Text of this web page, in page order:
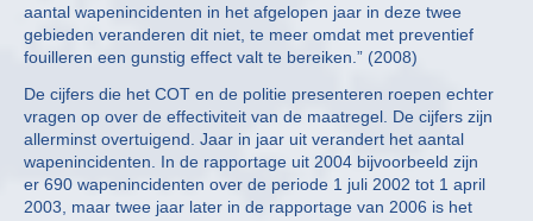
aantal wapenincidenten in het afgelopen jaar in deze twee
gebieden veranderen dit niet, te meer omdat met preventief
fouilleren een gunstig effect valt te bereiken.” (2008)
De cijfers die het COT en de politie presenteren roepen echter
vragen op over de effectiviteit van de maatregel. De cijfers zijn
allerminst overtuigend. Jaar in jaar uit verandert het aantal
wapenincidenten. In de rapportage uit 2004 bijvoorbeeld zijn
er 690 wapenincidenten over de periode 1 juli 2002 tot 1 april
2003, maar twee jaar later in de rapportage van 2006 is het